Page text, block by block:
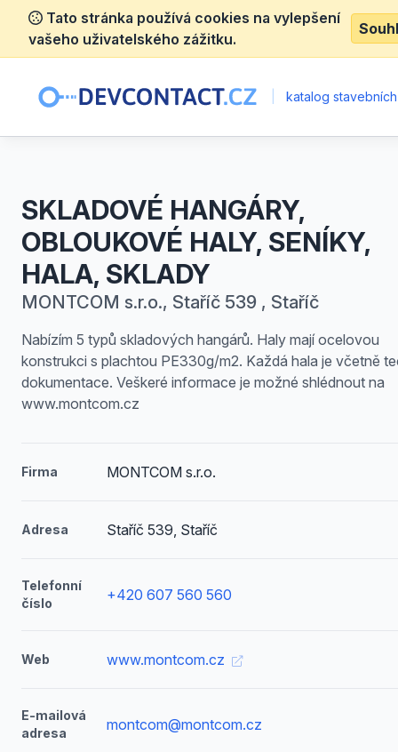
Tato stránka používá cookies na vylepšení
vašeho uživatelského zážitku.
katalog
SKLADOVÉ HANGÁRY,
OBLOUKOVÉ HALY, SENÍKY,
HALA, SKLADY
MONTCOM s.r.o., Staříč 539 , Staříč
Nabízím 5 typů skladových hangárů. Haly mají ocelovou
konstrukci s plachtou PE330g/m2. Každá hala je včetně
dokumentace. Veškeré informace je možné shlédnout na
www.montcom.cz
Firma MONTCOM s.r.o.
Adresa Staříč 539, Staříč
Telefonní
číslo
+420 607 560 560
Web www.montcom.cz
E-mailová
adresa
montcom@montcom.cz